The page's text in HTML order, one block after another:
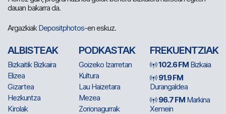
dauan bakarra da.
ArgazkiakDepositphotos-en eskuz.
ALBISTEAK
Bizkaitik Bizkaira
Elizea
Gizartea
Hezkuntza
Kirolak
PODKASTAK
Goizeko Izarretan
Kultura
Lau Haizetara
Mezea
Zorionagurrak
FREKUENTZIAK
102.6 FM Bizkaia
91.9 FM
Durangaldea
96.7 FM Markina
Xemein